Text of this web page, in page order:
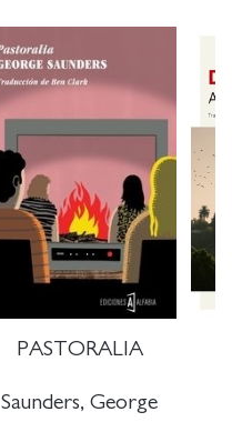
PASTORALIA
Saunders, George